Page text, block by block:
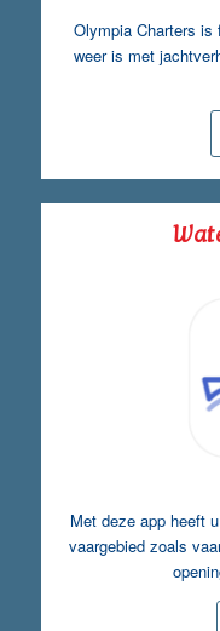
Olympia Charters is
weer is met
Met deze app heeft
vaargebied zoals